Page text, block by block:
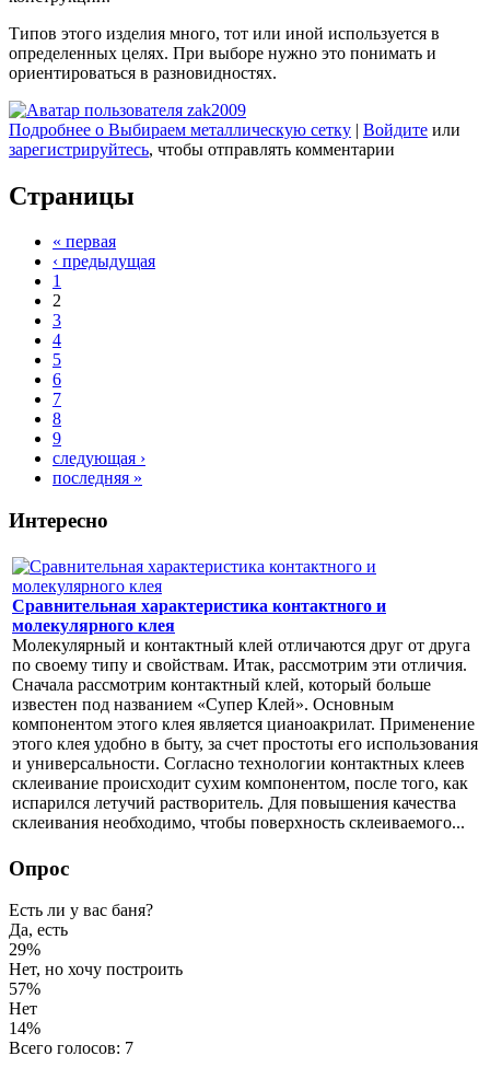
Типов этого изделия много, тот или иной используется в
определенных целях. При выборе нужно это понимать и
ориентироваться в разновидностях.
Подробнее о Выбираем металлическую сетку | Войдите или
зарегистрируйтесь, чтобы отправлять комментарии
Страницы
« первая
‹ предыдущая
1
2
3
4
5
6
7
8
9
следующая ›
последняя »
Интересно
Сравнительная характеристика контактного и
молекулярного клея
Молекулярный и контактный клей отличаются друг от друга
по своему типу и свойствам. Итак, рассмотрим эти отличия.
Сначала рассмотрим контактный клей, который больше
известен под названием «Супер Клей». Основным
компонентом этого клея является цианоакрилат. Применение
этого клея удобно в быту, за счет простоты его использования
и универсальности. Согласно технологии контактных клеев
склеивание происходит сухим компонентом, после того, как
испарился летучий растворитель. Для повышения качества
склеивания необходимо, чтобы поверхность склеиваемого...
Опрос
Есть ли у вас баня?
Да, есть
29%
Нет, но хочу построить
57%
Нет
14%
Всего голосов: 7